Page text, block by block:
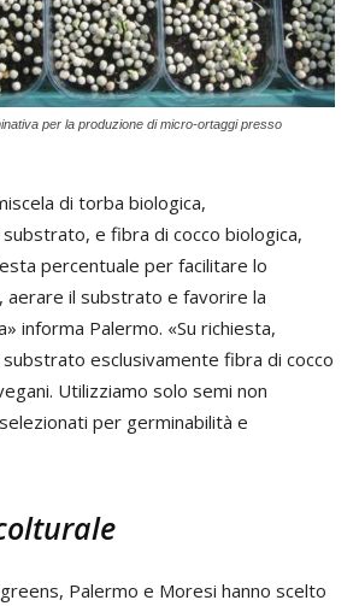
per la produzione di micro-ortaggi presso
di torba biologica,
e fibra di cocco biologica,
percentuale per facilitare lo
aerare il substrato e favorire la
informa Palermo. «Su richiesta,
esclusivamente fibra di cocco
Utilizziamo solo semi non
per germinabilità e
Palermo e Moresi hanno scelto